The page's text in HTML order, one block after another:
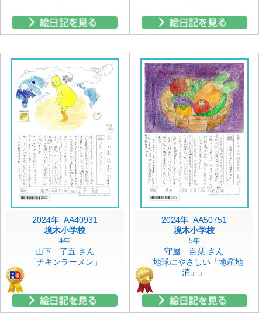
2024年 AA40931
境木小学校
4年
山下 了五 さん
「チキンラーメン」
2024年 AA50751
境木小学校
5年
守屋 百栞 さん
「地球にやさしい「地産地
消」」